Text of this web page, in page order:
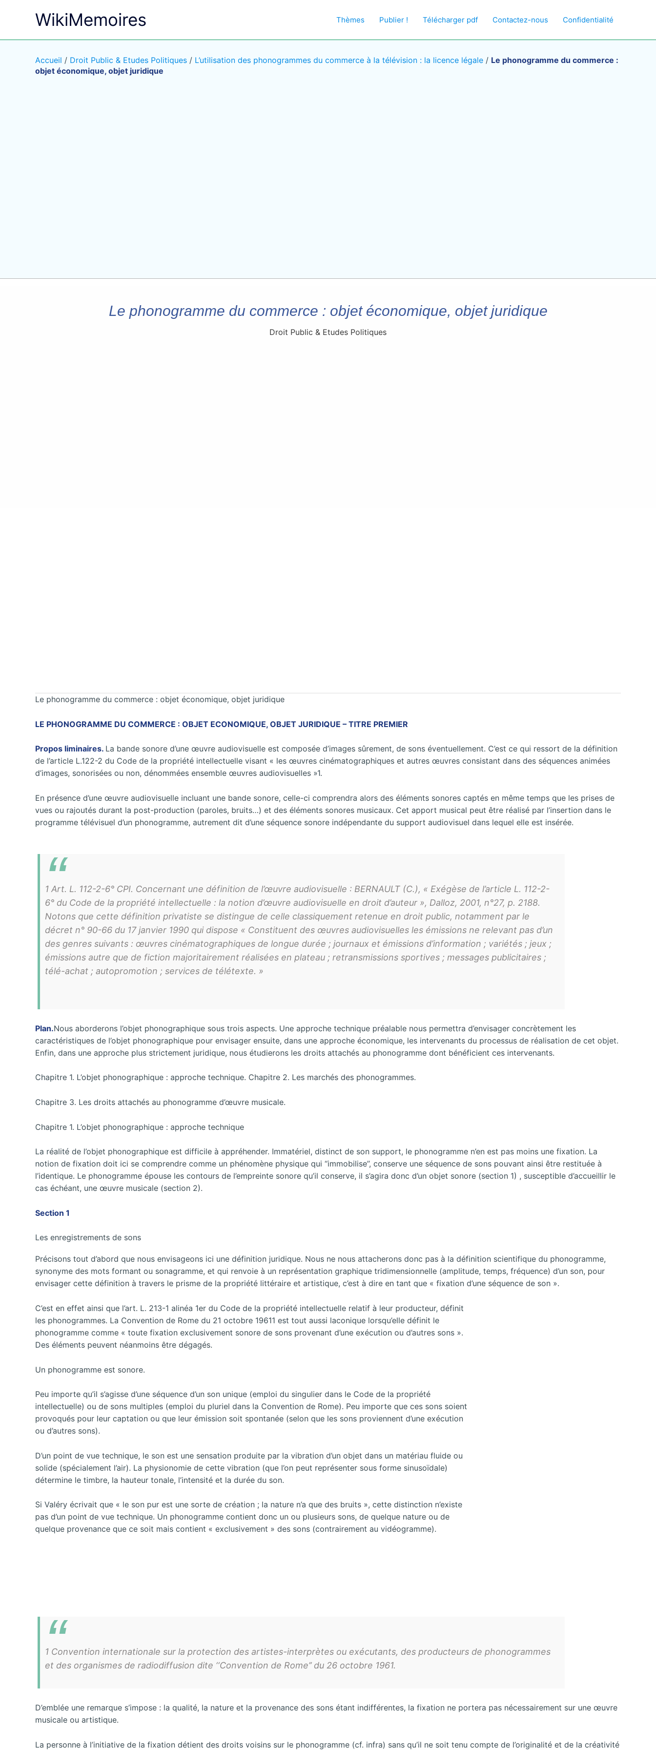
WikiMemoires Thèmes Publier ! Télécharger pdf Contactez-nous Confidentialité
Accueil / Droit Public & Etudes Politiques / L’utilisation des phonogrammes du commerce à la télévision : la licence légale / Le phonogramme du commerce :
objet économique, objet juridique
Le phonogramme du commerce : objet économique, objet juridique
Droit Public & Etudes Politiques
Le phonogramme du commerce : objet économique, objet juridique
LE PHONOGRAMME DU COMMERCE : OBJET ECONOMIQUE, OBJET JURIDIQUE – TITRE PREMIER
Propos liminaires. La bande sonore d’une œuvre audiovisuelle est composée d’images sûrement, de sons éventuellement. C’est ce qui ressort de la définition
de l’article L.122-2 du Code de la propriété intellectuelle visant « les œuvres cinématographiques et autres œuvres consistant dans des séquences animées
d’images, sonorisées ou non, dénommées ensemble œuvres audiovisuelles »1.
En présence d’une œuvre audiovisuelle incluant une bande sonore, celle-ci comprendra alors des éléments sonores captés en même temps que les prises de
vues ou rajoutés durant la post-production (paroles, bruits…) et des éléments sonores musicaux. Cet apport musical peut être réalisé par l’insertion dans le
programme télévisuel d’un phonogramme, autrement dit d’une séquence sonore indépendante du support audiovisuel dans lequel elle est insérée.
1 Art. L. 112-2-6° CPI. Concernant une définition de l’œuvre audiovisuelle : BERNAULT (C.), « Exégèse de l’article L. 112-2-
6° du Code de la propriété intellectuelle : la notion d’œuvre audiovisuelle en droit d’auteur », Dalloz, 2001, n°27, p. 2188.
Notons que cette définition privatiste se distingue de celle classiquement retenue en droit public, notamment par le
décret n° 90-66 du 17 janvier 1990 qui dispose « Constituent des œuvres audiovisuelles les émissions ne relevant pas d’un
des genres suivants : œuvres cinématographiques de longue durée ; journaux et émissions d’information ; variétés ; jeux ;
émissions autre que de fiction majoritairement réalisées en plateau ; retransmissions sportives ; messages publicitaires ;
télé-achat ; autopromotion ; services de télétexte. »
Plan.Nous aborderons l’objet phonographique sous trois aspects. Une approche technique préalable nous permettra d’envisager concrètement les
caractéristiques de l’objet phonographique pour envisager ensuite, dans une approche économique, les intervenants du processus de réalisation de cet objet.
Enfin, dans une approche plus strictement juridique, nous étudierons les droits attachés au phonogramme dont bénéficient ces intervenants.
Chapitre 1. L’objet phonographique : approche technique. Chapitre 2. Les marchés des phonogrammes.
Chapitre 3. Les droits attachés au phonogramme d’œuvre musicale.
Chapitre 1. L’objet phonographique : approche technique
La réalité de l’objet phonographique est difficile à appréhender. Immatériel, distinct de son support, le phonogramme n’en est pas moins une fixation. La
notion de fixation doit ici se comprendre comme un phénomène physique qui ‘‘immobilise’’, conserve une séquence de sons pouvant ainsi être restituée à
l’identique. Le phonogramme épouse les contours de l’empreinte sonore qu’il conserve, il s’agira donc d’un objet sonore (section 1) , susceptible d’accueillir le
cas échéant, une œuvre musicale (section 2).
Section 1
Les enregistrements de sons
Précisons tout d’abord que nous envisageons ici une définition juridique. Nous ne nous attacherons donc pas à la définition scientifique du phonogramme,
synonyme des mots formant ou sonagramme, et qui renvoie à un représentation graphique tridimensionnelle (amplitude, temps, fréquence) d’un son, pour
envisager cette définition à travers le prisme de la propriété littéraire et artistique, c’est à dire en tant que « fixation d’une séquence de son ».
C’est en effet ainsi que l’art. L. 213-1 alinéa 1er du Code de la propriété intellectuelle relatif à leur producteur, définit
les phonogrammes. La Convention de Rome du 21 octobre 19611 est tout aussi laconique lorsqu’elle définit le
phonogramme comme « toute fixation exclusivement sonore de sons provenant d’une exécution ou d’autres sons ».
Des éléments peuvent néanmoins être dégagés.
Un phonogramme est sonore.
Peu importe qu’il s’agisse d’une séquence d’un son unique (emploi du singulier dans le Code de la propriété
intellectuelle) ou de sons multiples (emploi du pluriel dans la Convention de Rome). Peu importe que ces sons soient
provoqués pour leur captation ou que leur émission soit spontanée (selon que les sons proviennent d’une exécution
ou d’autres sons).
D’un point de vue technique, le son est une sensation produite par la vibration d’un objet dans un matériau fluide ou
solide (spécialement l’air). La physionomie de cette vibration (que l’on peut représenter sous forme sinusoïdale)
détermine le timbre, la hauteur tonale, l’intensité et la durée du son.
Si Valéry écrivait que « le son pur est une sorte de création ; la nature n’a que des bruits », cette distinction n’existe
pas d’un point de vue technique. Un phonogramme contient donc un ou plusieurs sons, de quelque nature ou de
quelque provenance que ce soit mais contient « exclusivement » des sons (contrairement au vidéogramme).
1 Convention internationale sur la protection des artistes-interprètes ou exécutants, des producteurs de phonogrammes
et des organismes de radiodiffusion dite ‘‘Convention de Rome’’ du 26 octobre 1961.
D’emblée une remarque s’impose : la qualité, la nature et la provenance des sons étant indifférentes, la fixation ne portera pas nécessairement sur une œuvre
musicale ou artistique.
La personne à l’initiative de la fixation détient des droits voisins sur le phonogramme (cf. infra) sans qu’il ne soit tenu compte de l’originalité et de la créativité